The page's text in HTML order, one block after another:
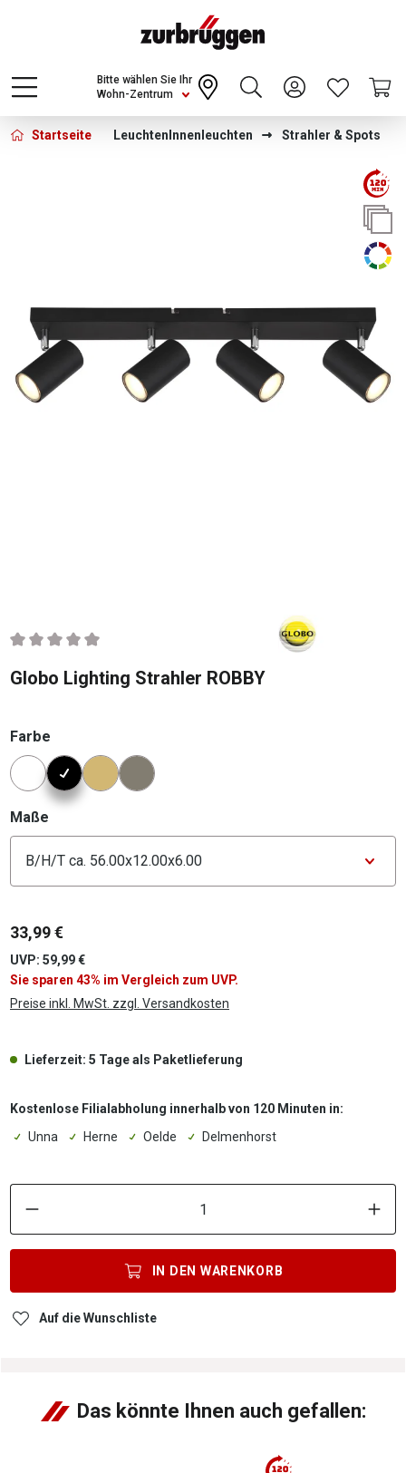
Choose a different country or region to see
content for your location and shop online
CONTINUE
Wohn-Zentrum
Bitte wählen Sie Ihr
Startseite Leuchten Innenleuchten Strahler & Spots
Durchschnittliche Bewertung von 0 von 5 Sternen
Globo Lighting Strahler ROBBY
Farbe
Konfigurator Farbe
Maße
33,99 €
UVP: 59,99 €
Sie sparen 43% im Vergleich zum UVP.
Preise inkl. MwSt. zzgl. Versandkosten
Lieferzeit: 5 Tage als Paketlieferung
Kostenlose Filialabholung innerhalb von 120 Minuten in:
Unna
Herne Oelde Delmenhorst
IN DEN WARENKORB
Auf die Wunschliste
Das könnte Ihnen auch gefallen: